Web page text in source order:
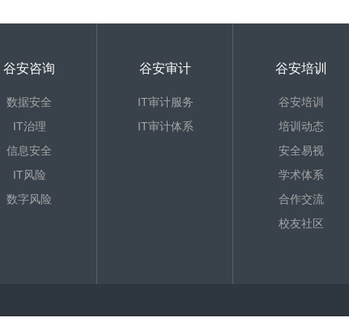
谷安咨询
数据安全
IT治理
信息安全
IT风险
数字风险
谷安审计
IT审计服务
IT审计体系
谷安培训
谷安培训
培训动态
安全易视
学术体系
合作交流
校友社区